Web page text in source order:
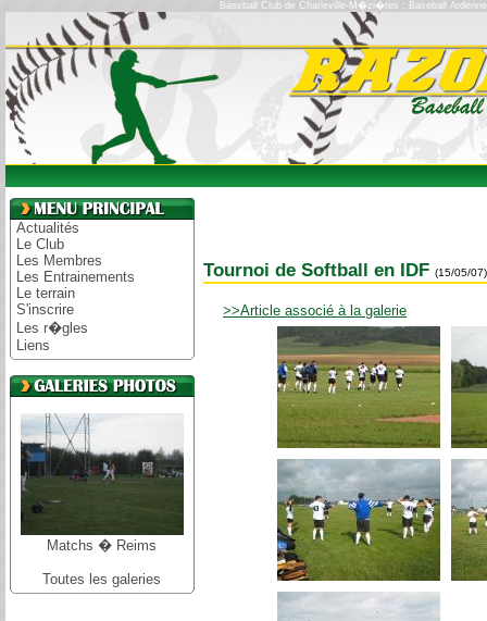
Baseball Club de Charleville-M�zi�res : Baseball
Actualités
Le Club
Les Membres
Les Entrainements
Le terrain
S'inscrire
Les r�gles
Liens
Matchs � Reims
Toutes les galeries
Tournoi de Softball en IDF (15/05/07)
>>Article associé à la galerie